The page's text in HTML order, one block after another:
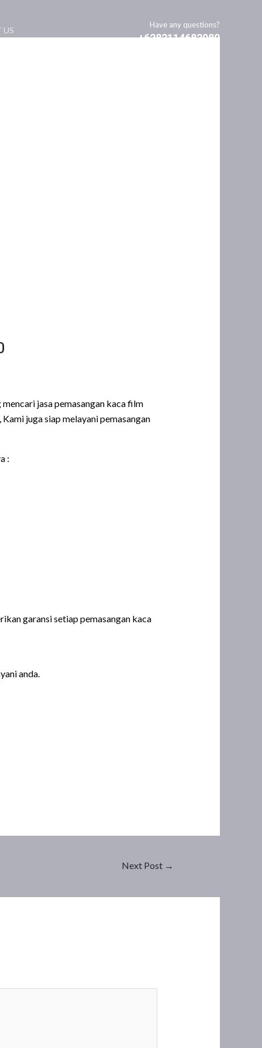
US
Have any questions?
+6282114682080
jasa pemasangan kaca film
juga siap melayani pemasangan
:
garansi setiap pemasangan kaca
anda.
Next Post →